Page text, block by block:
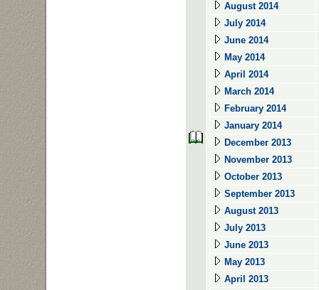
August 2014
July 2014
June 2014
May 2014
April 2014
March 2014
February 2014
January 2014
December 2013
November 2013
October 2013
September 2013
August 2013
July 2013
June 2013
May 2013
April 2013